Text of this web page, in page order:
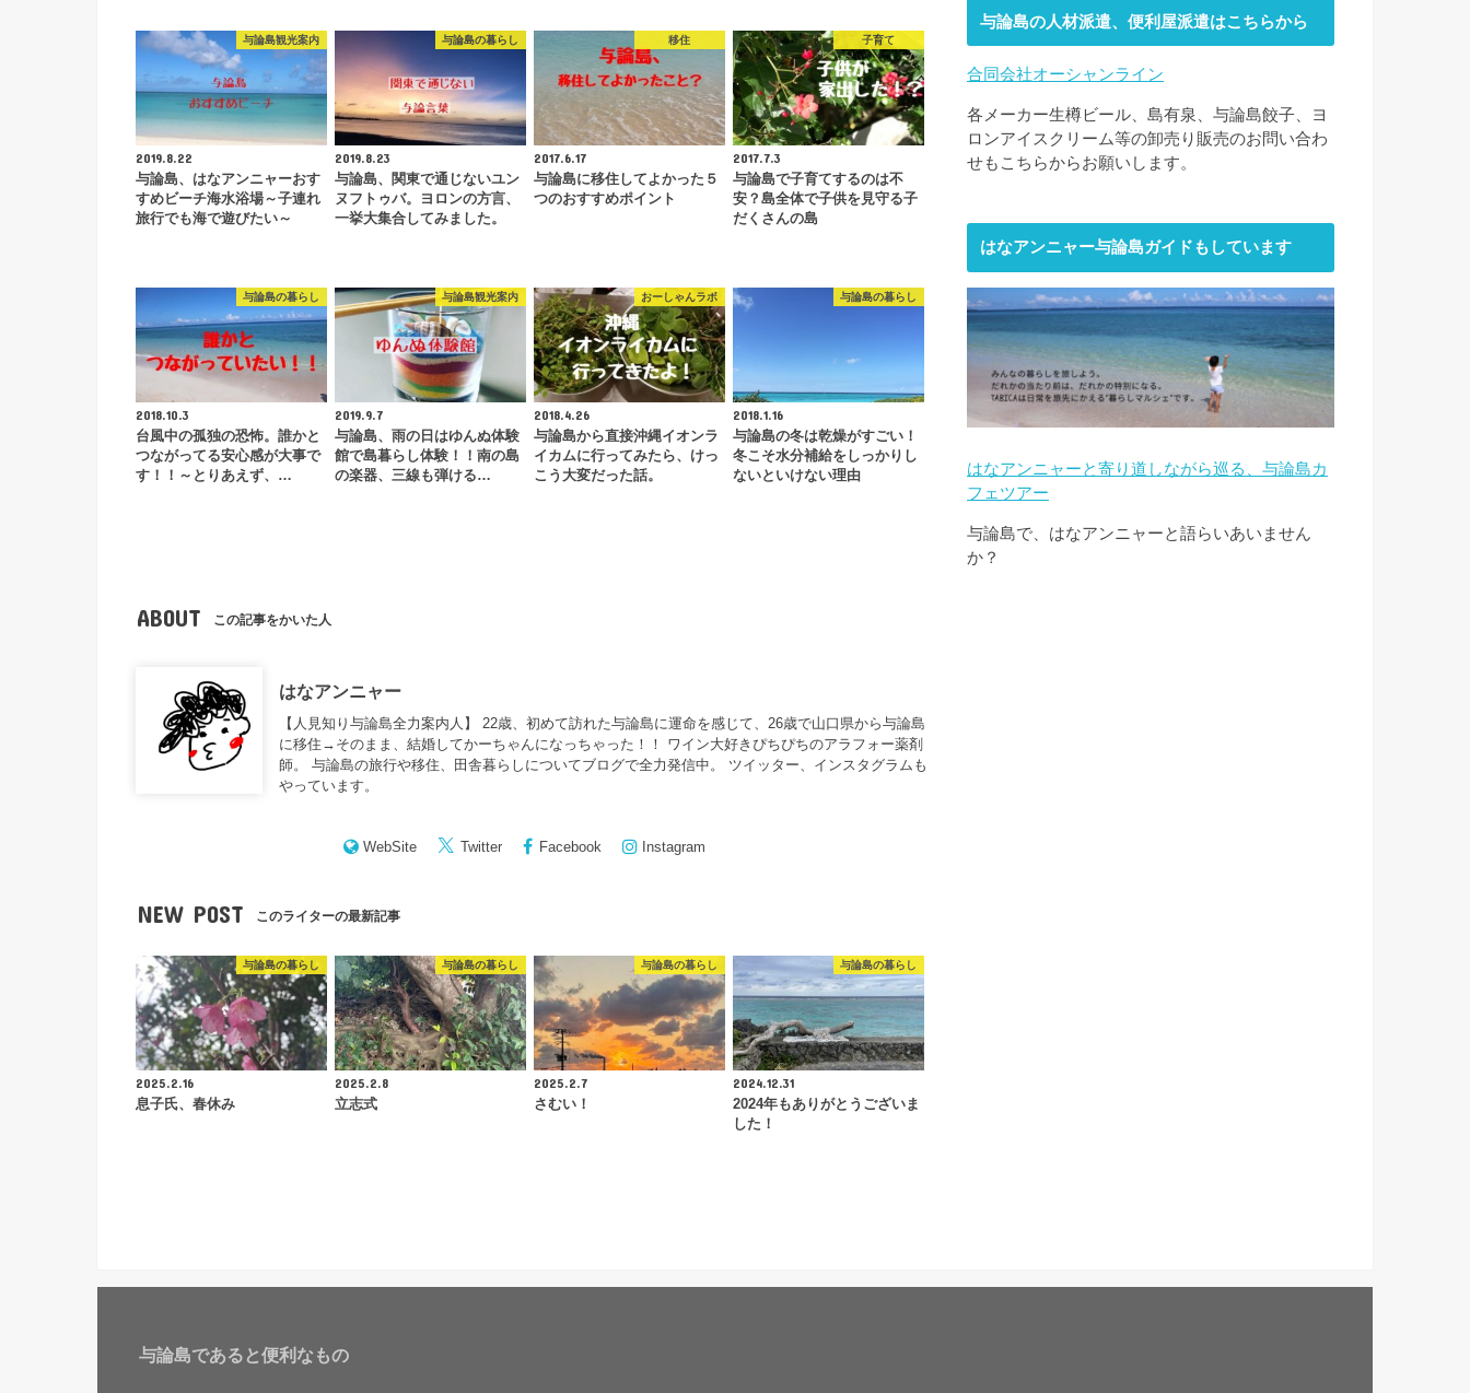
与論島観光案内
2019.8.22
与論島、はなアンニャーおす
すめビーチ海水浴場～子連れ
旅行でも海で遊びたい～
与論島の暮らし
2019.8.23
与論島、関東で通じないユン
ヌフトゥバ。ヨロンの方言、
一挙大集合してみました。
移住
2017.6.17
与論島に移住してよかった５
つのおすすめポイント
子育て
2017.7.3
与論島で子育てするのは不
安？島全体で子供を見守る子
だくさんの島
与論島の暮らし
2018.10.3
台風中の孤独の恐怖。誰かと
つながってる安心感が大事で
す！！～とりあえず、…
与論島観光案内
2019.9.7
与論島、雨の日はゆんぬ体験
館で島暮らし体験！！南の島
の楽器、三線も弾ける…
おーしゃんラボ
2018.4.26
与論島から直接沖縄イオンラ
イカムに行ってみたら、けっ
こう大変だった話。
与論島の暮らし
2018.1.16
与論島の冬は乾燥がすごい！
冬こそ水分補給をしっかりし
ないといけない理由
ABOUT この記事をかいた人
はなアンニャー
【人見知り与論島全力案内人】 22歳、初めて訪れた与論島に運命を感じて、26歳で山口県から与論島
に移住→そのまま、結婚してかーちゃんになっちゃった！！ ワイン大好きぴちぴちのアラフォー薬剤
師。 与論島の旅行や移住、田舎暮らしについてブログで全力発信中。 ツイッター、インスタグラムも
やっています。
WebSite Twitter Facebook Instagram
NEW POST このライターの最新記事
与論島の暮らし
2025.2.16
息子氏、春休み
与論島の暮らし
2025.2.8
立志式
与論島の暮らし
2025.2.7
さむい！
与論島の暮らし
2024.12.31
2024年もありがとうございま
した！
与論島の人材派遣、便利屋派遣はこちらから
合同会社オーシャンライン
各メーカー生樽ビール、島有泉、与論島餃子、ヨ
ロンアイスクリーム等の卸売り販売のお問い合わ
せもこちらからお願いします。
はなアンニャー与論島ガイドもしています
はなアンニャーと寄り道しながら巡る、与論島カ
フェツアー
与論島で、はなアンニャーと語らいあいません
か？
与論島であると便利なもの